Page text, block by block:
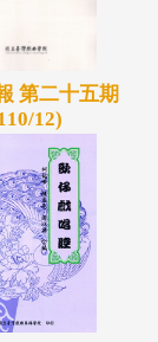
第二十五期
12)